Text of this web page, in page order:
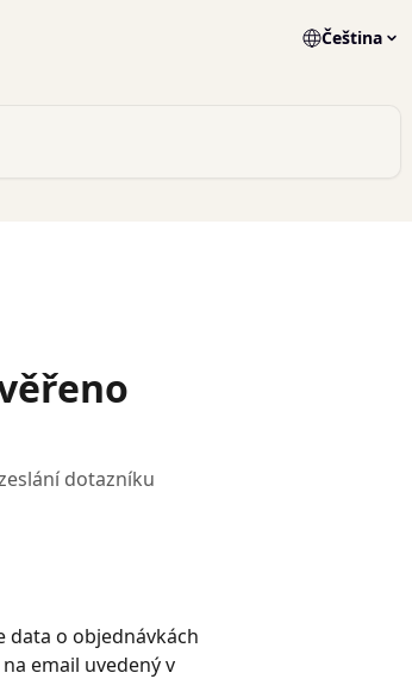
Čeština
dotazníku
data o objednávkách
email uvedený v